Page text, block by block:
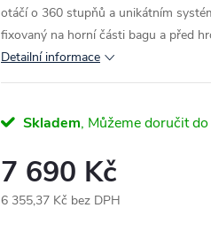
otáčí o 360 stupňů a unikátním
fixovaný na horní části bagu a před
Detailní informace
Skladem
7 690 Kč
6 355,37 Kč bez DPH